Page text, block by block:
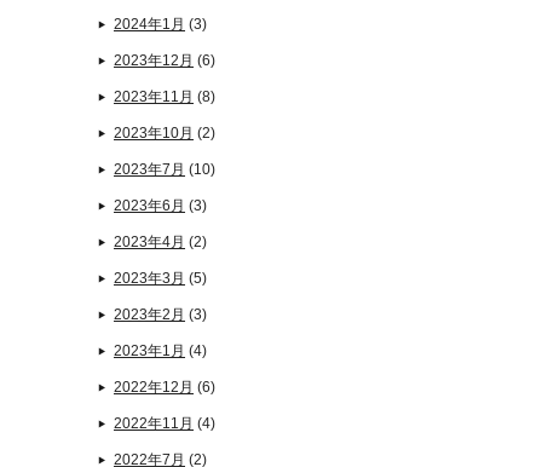
2024年1月 (3)
2023年12月 (6)
2023年11月 (8)
2023年10月 (2)
2023年7月 (10)
2023年6月 (3)
2023年4月 (2)
2023年3月 (5)
2023年2月 (3)
2023年1月 (4)
2022年12月 (6)
2022年11月 (4)
2022年7月 (2)